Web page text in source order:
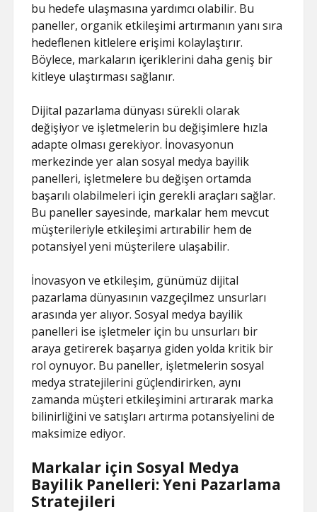
bu hedefe ulaşmasına yardımcı olabilir. Bu
paneller, organik etkileşimi artırmanın yanı sıra
hedeflenen kitlelere erişimi kolaylaştırır.
Böylece, markaların içeriklerini daha geniş bir
kitleye ulaştırması sağlanır.
Dijital pazarlama dünyası sürekli olarak
değişiyor ve işletmelerin bu değişimlere hızla
adapte olması gerekiyor. İnovasyonun
merkezinde yer alan sosyal medya bayilik
panelleri, işletmelere bu değişen ortamda
başarılı olabilmeleri için gerekli araçları sağlar.
Bu paneller sayesinde, markalar hem mevcut
müşterileriyle etkileşimi artırabilir hem de
potansiyel yeni müşterilere ulaşabilir.
İnovasyon ve etkileşim, günümüz dijital
pazarlama dünyasının vazgeçilmez unsurları
arasında yer alıyor. Sosyal medya bayilik
panelleri ise işletmeler için bu unsurları bir
araya getirerek başarıya giden yolda kritik bir
rol oynuyor. Bu paneller, işletmelerin sosyal
medya stratejilerini güçlendirirken, aynı
zamanda müşteri etkileşimini artırarak marka
bilinirliğini ve satışları artırma potansiyelini de
maksimize ediyor.
Markalar için Sosyal Medya
Bayilik Panelleri: Yeni Pazarlama
Stratejileri